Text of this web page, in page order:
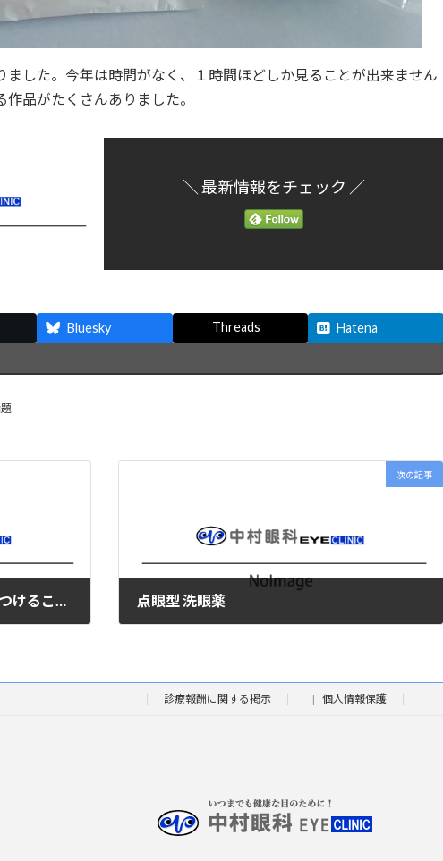
ました。今年は時間がなく、１時間ほどしか見ることが出来ません
品がたくさんありました。
＼ 最新情報をチェック ／
Bluesky Threads Hatena
次の記事
点眼型 洗眼薬
診療報酬に関する掲示 個人情報保護